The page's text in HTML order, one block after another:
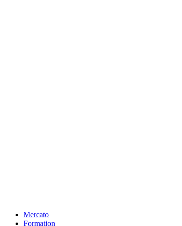
Mercato
Formation